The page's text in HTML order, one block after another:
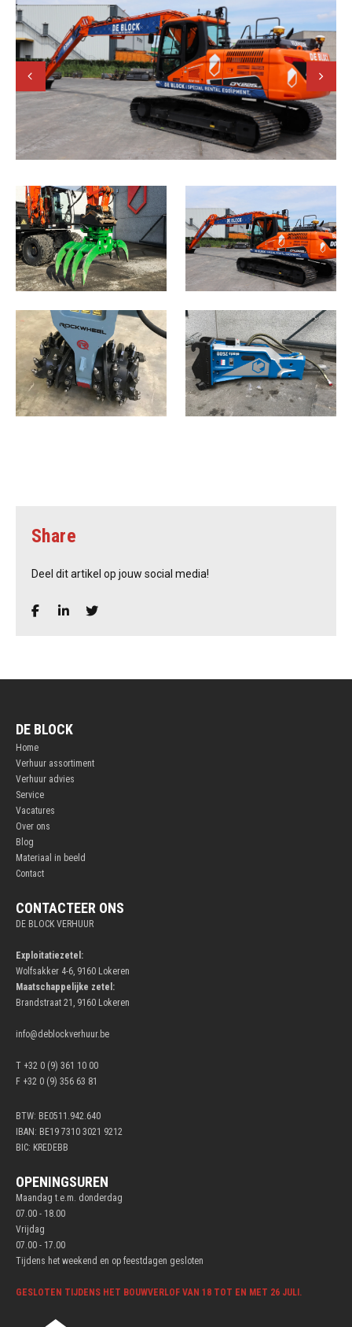
Vorige Volgende
Share
Deel dit artikel op jouw social media!
DE BLOCK
Home
Verhuur assortiment
Verhuur advies
Service
Vacatures
Over ons
Blog
Materiaal in beeld
Contact
CONTACTEER ONS
DE BLOCK VERHUUR
Exploitatiezetel:
Wolfsakker 4-6, 9160 Lokeren
Maatschappelijke zetel:
Brandstraat 21, 9160 Lokeren
info@deblockverhuur.be
T +32 0 (9) 361 10 00
F +32 0 (9) 356 63 81
BTW: BE0511.942.640
IBAN: BE19 7310 3021 9212
BIC: KREDEBB
OPENINGSUREN
Maandag t.e.m. donderdag
07.00 - 18.00
Vrijdag
07.00 - 17.00
Tijdens het weekend en op feestdagen gesloten
GESLOTEN TIJDENS HET BOUWVERLOF VAN 18 TOT EN MET 26 JULI.